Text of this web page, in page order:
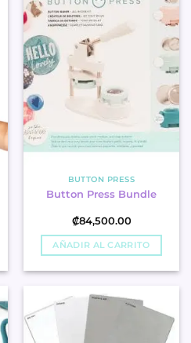
BUTTON PRESS
Button Press Bundle
₡84,500.00
AÑADIR AL CARRITO